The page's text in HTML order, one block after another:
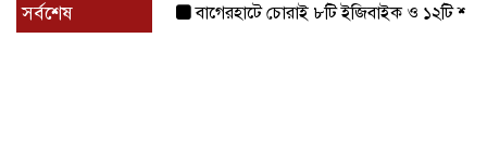
সর্বশেষ বাগেরহাটে চোরাই ৮টি ইজিবাইক ও ১২টি